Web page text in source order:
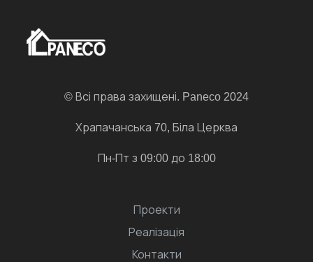
© Всі права захищені. Paneco 2024
Храпачанська 70, Біла Церква
Пн-Пт з 09:00 до 18:00
Проекти
Реалізація
Контакти